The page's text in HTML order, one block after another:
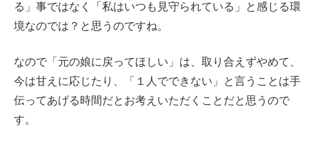
る」事ではなく「私はいつも見守られている」と感じる環
境なのでは？と思うのですね。
なので「元の娘に戻ってほしい」は、取り合えずやめて、
今は甘えに応じたり、「１人でできない」と言うことは手
伝ってあげる時間だとお考えいただくことだと思うので
す。